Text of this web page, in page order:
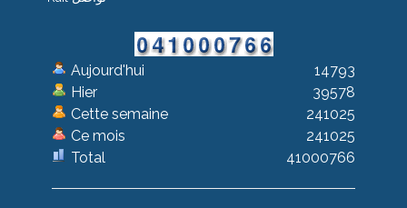
Aujourd'hui
Hier
Cette semaine
Ce mois
Total
14793
39578
241025
241025
41000766